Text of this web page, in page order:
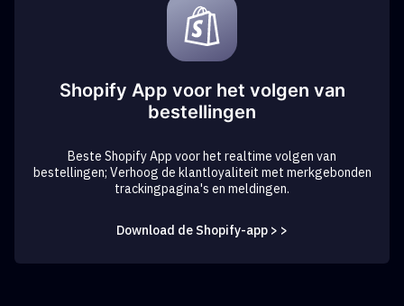
Shopify App voor het volgen van
bestellingen
Beste Shopify App voor het realtime volgen van
bestellingen; Verhoog de klantloyaliteit met merkgebonden
trackingpagina's en meldingen.
Download de Shopify-app > >